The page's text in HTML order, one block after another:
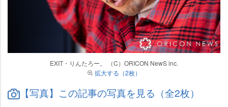
EXIT・りんたろー。 （C）ORICON NewS inc.
拡大する（2枚）
【写真】この記事の写真を見る（全2枚）